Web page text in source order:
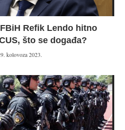
Refik Lendo hitno
što se događa?
kolovoza 2023.